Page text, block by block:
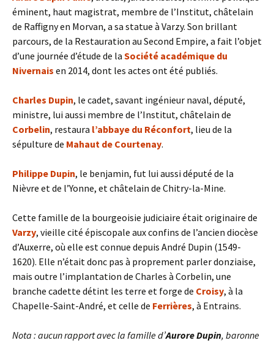
éminent, haut magistrat, membre de l’Institut, châtelain
de Raffigny en Morvan, a sa statue à Varzy. Son brillant
parcours, de la Restauration au Second Empire, a fait l’objet
d’une journée d’étude de la Société académique du
Nivernais en 2014, dont les actes ont été publiés.
Charles Dupin, le cadet, savant ingénieur naval, député,
ministre, lui aussi membre de l’Institut, châtelain de
Corbelin, restaura l’abbaye du Réconfort, lieu de la
sépulture de Mahaut de Courtenay.
Philippe Dupin, le benjamin, fut lui aussi député de la
Nièvre et de l’Yonne, et châtelain de Chitry-la-Mine.
Cette famille de la bourgeoisie judiciaire était originaire de
Varzy, vieille cité épiscopale aux confins de l’ancien diocèse
d’Auxerre, où elle est connue depuis André Dupin (1549-
1620). Elle n’était donc pas à proprement parler donziaise,
mais outre l’implantation de Charles à Corbelin, une
branche cadette détint les terre et forge de Croisy, à la
Chapelle-Saint-André, et celle de Ferrières, à Entrains.
Nota : aucun rapport avec la famille d’Aurore Dupin, baronne